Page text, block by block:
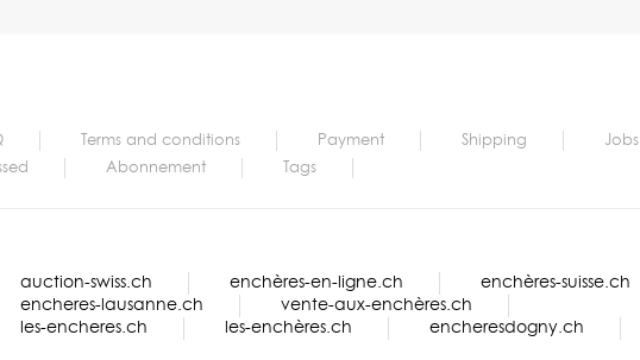
Terms and conditions Payment Shipping
Jobs
Abonnement Tags
auction-swiss.ch enchères-en-ligne.ch
enchères-suisse.ch
encheres-lausanne.ch
vente-aux-enchères.ch
les-encheres.ch
les-enchères.ch encheresdogny.ch